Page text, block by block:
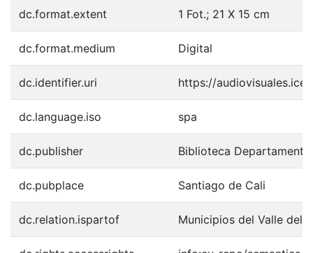
dc.format.extent 1 Fot.; 21 X 15 cm
dc.format.medium Digital
dc.identifier.uri https://
dc.language.iso spa
dc.publisher Biblioteca
dc.pubplace Santiago de Cali
dc.relation.ispartof Municipios del Valle del